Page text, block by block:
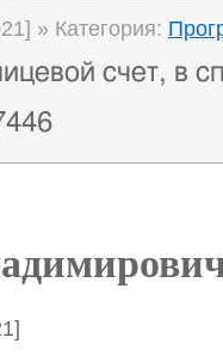
» Категория:
счет, в